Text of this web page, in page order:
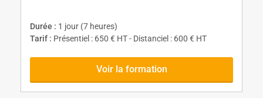
Durée : 1 jour (7 heures)
Tarif : Présentiel : 650 € HT - Distanciel : 600 € HT
Voir la formation